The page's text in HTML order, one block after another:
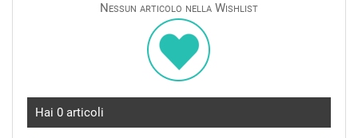
Nessun articolo nella Wishlist
Hai 0 articoli